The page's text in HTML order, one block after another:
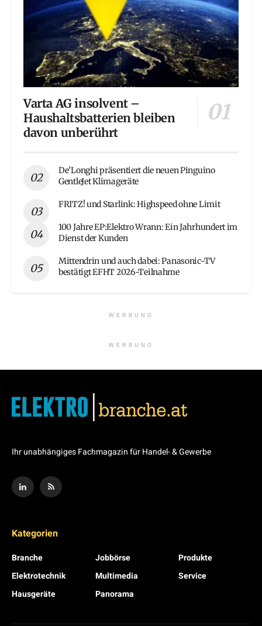
Varta AG insolvent –
Haushaltsbatterien bleiben
davon unberührt
De’Longhi präsentiert die neuen Pinguino
GentleJet Klimageräte
FRITZ! und Starlink: Highspeed ohne Limit
100 Jahre EP:Elektro Wrann: Ein Jahrhundert im
Dienst der Kunden
Mittendrin und auch dabei: Panasonic-TV
bestätigt EFHT 2026-Teilnahme
WERBUNG
WERBUNG
Ihr unabhängiges Fachmagazin für Handel- & Gewerbe
Kategorien
Branche
Elektrotechnik
Hausgeräte
Jobbörse
Multimedia
Panorama
Produkte
Service